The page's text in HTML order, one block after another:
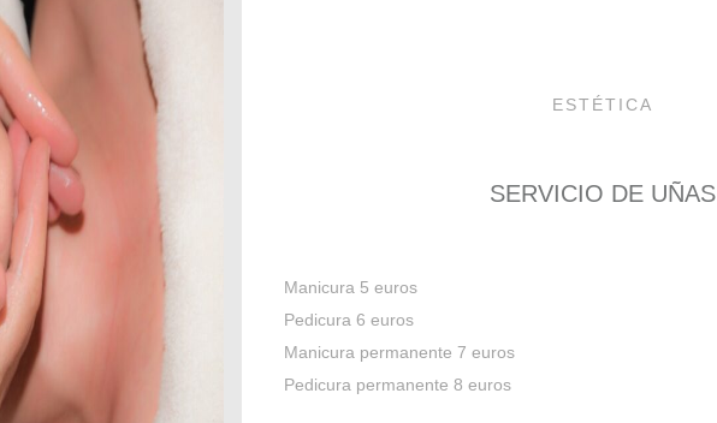
ESTÉTICA
SERVICIO DE UÑAS
Manicura 5 euros
Pedicura 6 euros
Manicura permanente 7 euros
Pedicura permanente 8 euros